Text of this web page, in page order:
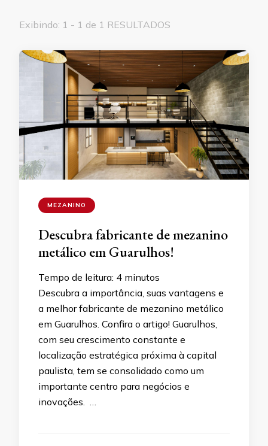
Exibindo: 1 - 1 de 1 RESULTADOS
MEZANINO
Descubra fabricante de mezanino
metálico em Guarulhos!
Tempo de leitura: 4 minutos
Descubra a importância, suas vantagens e
a melhor fabricante de mezanino metálico
em Guarulhos. Confira o artigo! Guarulhos,
com seu crescimento constante e
localização estratégica próxima à capital
paulista, tem se consolidado como um
importante centro para negócios e
inovações. …